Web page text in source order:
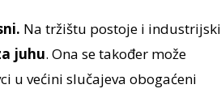
Na tržištu postoje i industrijski
juhu. Ona se također može
u većini slučajeva obogaćeni